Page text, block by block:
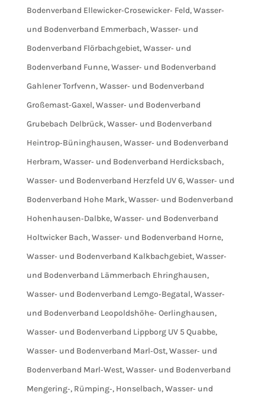
Bodenverband Ellewicker‐Crosewicker‐ Feld,Wasser‐
und Bodenverband Emmerbach,Wasser‐ und
Bodenverband Flörbachgebiet,Wasser‐ und
Bodenverband Funne,Wasser‐ und Bodenverband
Gahlener Torfvenn,Wasser‐ und Bodenverband
Großemast‐Gaxel,Wasser‐ und Bodenverband
Grubebach Delbrück,Wasser‐ und Bodenverband
Heintrop‐Büninghausen,Wasser‐ und Bodenverband
Herbram,Wasser‐ und Bodenverband Herdicksbach,
Wasser‐ und Bodenverband Herzfeld UV 6,Wasser‐ und
Bodenverband Hohe Mark,Wasser‐ und Bodenverband
Hohenhausen‐Dalbke,Wasser‐ und Bodenverband
Holtwicker Bach,Wasser‐ und Bodenverband Horne,
Wasser‐ und Bodenverband Kalkbachgebiet,Wasser‐
und Bodenverband Lämmerbach Ehringhausen,
Wasser‐ und Bodenverband Lemgo‐Begatal,Wasser‐
und Bodenverband Leopoldshöhe‐ Oerlinghausen,
Wasser‐ und Bodenverband Lippborg UV 5 Quabbe,
Wasser‐ und Bodenverband Marl‐Ost,Wasser‐ und
Bodenverband Marl‐West,Wasser‐ und Bodenverband
Mengering‐, Rümping‐, Honselbach,Wasser‐ und